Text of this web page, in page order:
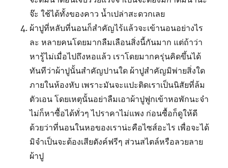
จ๊ะ ใช้ได้ทั้งของคาว น้ำเปล่าสะดวกเลย
ผ้าปูที่หลับที่นอนก็สำคัญไร้แล้วจะเข้านอนอย่างไร
ละ หลายคนโดยมากลืมเลือนสิ่งนี้กันมาก แต่ถ้าว่า
หารู้ไม่เมื่อไปถึงหอแล้ว เราโดยมากครุ่นคิดขึ้นได้
ทันทีว่าผ้าปูนั้นสำคัญปานใด ผ้าปูสำคัญมิพ่ายสิ่งใด
ภายในห้องหับ เพราะมันจะแปะติดเราเป็นนิสัยที่ล้ม
ตัวเอน โดยเหตุนั้นอย่าลืมเอาผ้าปูฟูกเข้าหอพักนะจ๋า
ไม่ก็หาซื้อได้ทั่วๆ ไปราคาไม่แพง ก่อนซื้อก็ดูให้ดี
ด้วยว่าที่นอนในหอของเราน่ะคือไซส์อะไร เพื่อจะได้
มิจำเป็นจะต้องเสียตังค์ฟรีๆ ส่วนสไตล์หรือลวยลาย
ผ้าปู